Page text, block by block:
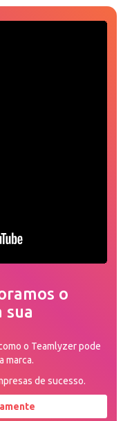
o
sua
o Teamlyzer pode
marca.
de sucesso.